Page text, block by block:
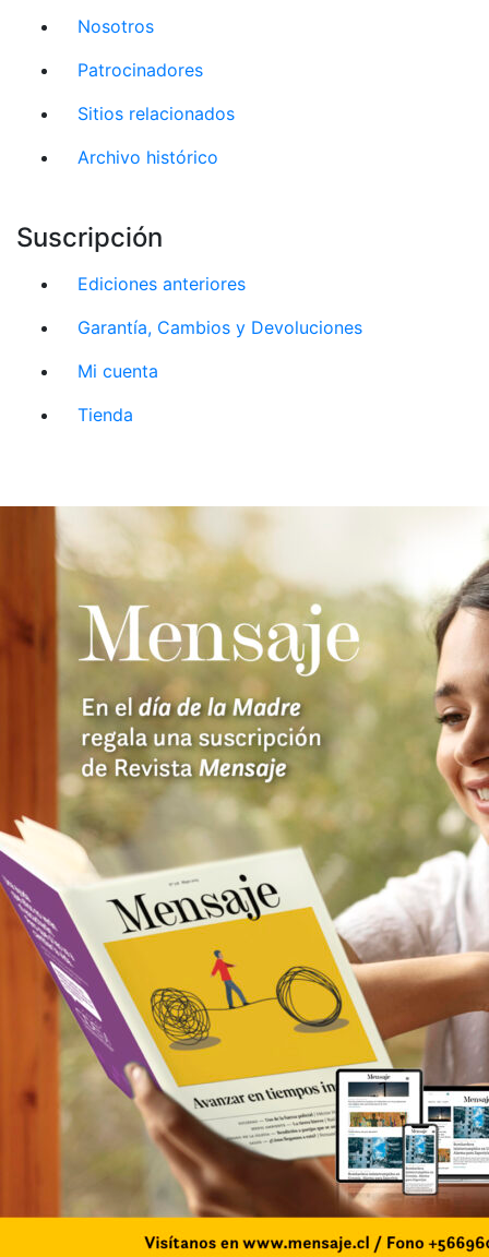
Nosotros
Patrocinadores
Sitios relacionados
Archivo histórico
Suscripción
Ediciones anteriores
Garantía, Cambios y Devoluciones
Mi cuenta
Tienda